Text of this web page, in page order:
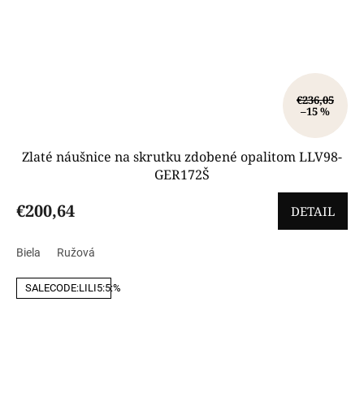
€236,05
–15 %
Zlaté náušnice na skrutku zdobené opalitom LLV98-
GER172Š
€200,64 DETAIL
Biela Ružová
SALECODE:LILI5:5:%